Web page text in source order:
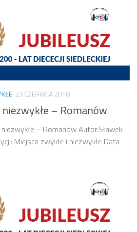
23 CZERWCA 2018
– Romanów
– Romanów Autor:Sławek
Miejsca zwykłe i niezwykłe Data